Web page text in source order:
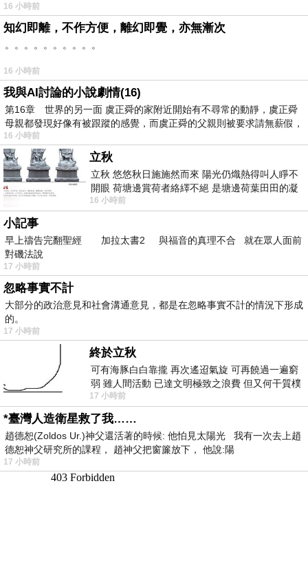
16 小時前
知幻即離，不作方便，離幻即覺，亦無漸次
。。。。。。。。。。
16 小時前
我與AI討論的小說劇情(16)
第16章 世界的另一面 虞正舜的家附近開始有不尋常的動靜，虞正舜
母親都發現好像有被跟蹤的感覺，而虞正舜的父親則被要求請無薪假，
16 小時前
立秋
立秋 悠悠秋日施施然而來 陽光仍熾熱得叫人睜不
開眼 荷塘邊賞荷者絡繹不絕 是塘邊荷葉田田的凝
望 風中飄逸的是映日荷花別樣紅
16 小時前
小記事
早上禱告完翻聖經 加拉太書2 與福音的真理不合 就在眾人面前
對磯法說
17 小時前
忽略事實不計
大部分的政治意見和社會溝通意見，都是在忽略事實不計的情況下形成
的。
17 小時前
終於立秋
可有海豚白白靠攏 再次遙迢氣旋 可再饒過一遍窮
弱 雖人間活動 已達文明極致之浪費 但又何干質樸
者 只能白白陪葬
17 小時前
*臺灣人造衛星救了我……
趙德恕(Zoldos Ur.)神父還活著的時候: 他怕見太陽光 我有一次去上趙
德恕神父研究所的課程， 趙神父把窗簾放下， 他說:陽
17 小時前